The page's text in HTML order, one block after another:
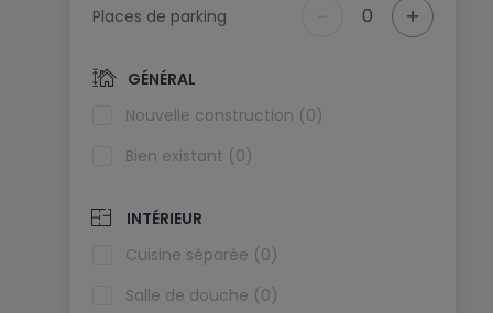
Places de parking 0 +
GÉNÉRAL
Nouvelle construction (0)
Bien existant (0)
INTÉRIEUR
Cuisine séparée (0)
Salle de douche (0)